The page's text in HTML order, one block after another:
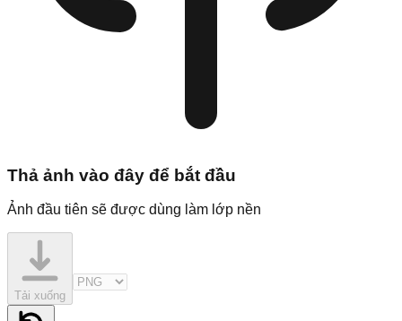
Thả ảnh vào đây để bắt đầu
Ảnh đầu tiên sẽ được dùng làm lớp nền
Tải xuống